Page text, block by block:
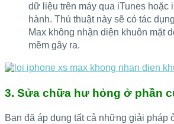
dữ liệu trên máy qua iTunes hoặc
hành. Thủ thuật này sẽ có tác
Max không nhận diện khuôn mặt
mềm gây ra.
3. Sửa chữa hư hỏng ở phần
Bạn đã áp dụng tất cả những giải pháp